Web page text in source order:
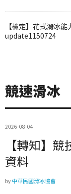
【檢定】花式滑冰
update1150724
競速滑冰
2026-08-04
【轉知】
資料
by中華民國滑冰協會